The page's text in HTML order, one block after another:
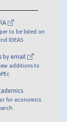
to be listed on
IDEAS
by email
additions to
for economics